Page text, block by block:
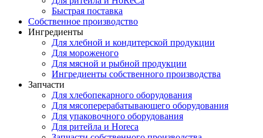
Быстрая поставка
Собственное производство
Ингредиенты
Для хлебной и кондитерской продукции
Для мороженого
Для мясной и рыбной продукции
Ингредиенты собственного производства
Запчасти
Для хлебопекарного оборудования
Для мясоперерабатывающего оборудования
Для упаковочного оборудования
Для ритейла и Horeca